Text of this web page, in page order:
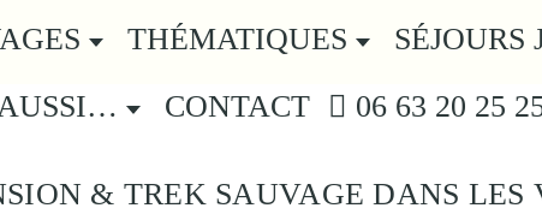
THÉMATIQUES SÉJOURS
CONTACT 06 63 20 25
& TREK SAUVAGE DANS LES